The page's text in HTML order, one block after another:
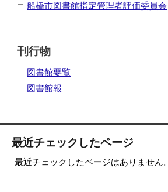
船橋市図書館指定管理者評価委員会
刊行物
図書館要覧
図書館報
最近チェックしたページ
最近チェックしたページはありません。